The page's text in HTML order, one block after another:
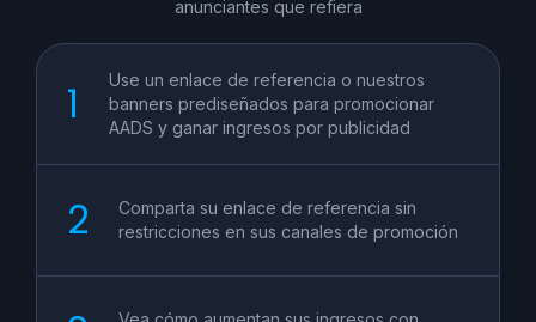
anunciantes que refiera
Use un enlace de referencia o nuestros
banners prediseñados para promocionar
AADS y ganar ingresos por publicidad
Comparta su enlace de referencia sin
restricciones en sus canales de promoción